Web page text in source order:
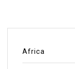
Africa